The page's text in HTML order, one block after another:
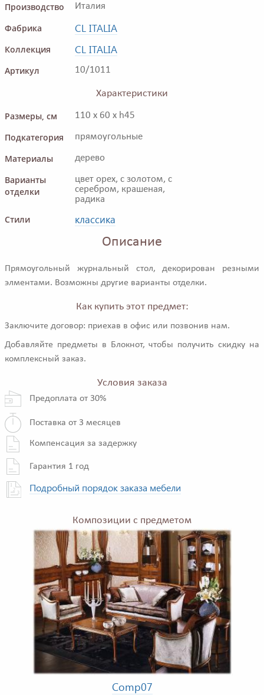
Производство
Италия
Фабрика CL ITALIA
Коллекция CL ITALIA
Артикул 10/1011
Характеристики
Размеры, см
110 x 60 x h45
Подкатегория прямоугольные
Материалы дерево
Варианты
отделки
цвет орех, с золотом, с
серебром, крашеная,
радика
Стили классика
Описание
Прямоугольный журнальный стол, декорирован резными
элментами. Возможны другие варианты отделки.
Как купить этот предмет:
Заключите договор: приехав в офис или позвонив нам.
Добавляйте предметы в Блокнот, чтобы получить скидку на
комплексный заказ.
Условия заказа
Предоплата от 30%
Поставка от 3 месяцев
Компенсация за задержку
Гарантия 1 год
Подробный порядок заказа мебели
Композиции с предметом
Comp07